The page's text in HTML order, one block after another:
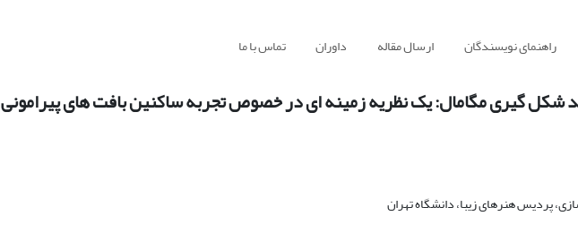
راهنمای نویسندگان ارسال مقاله داوران تماس با ما
شکل گیری مگامال: یک نظریه زمینه ای در خصوص تجربه ساکنین بافت های پیرامونی
پردیس هنرهای زیبا، دانشگاه تهران